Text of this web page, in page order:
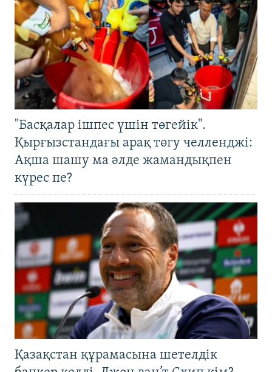
"Басқалар ішпес үшін төгейік".
Қырғызстандағы арақ төгу челленджі:
Ақша шашу ма әлде жамандықпен
күрес пе?
Қазақстан құрамасына шетелдік